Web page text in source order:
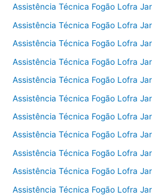
Assistência Técnica Fogão Lofra
Assistência Técnica Fogão Lofra
Assistência Técnica Fogão Lofra
Assistência Técnica Fogão Lofra
Assistência Técnica Fogão Lofra
Assistência Técnica Fogão Lofra
Assistência Técnica Fogão Lofra
Assistência Técnica Fogão Lofra
Assistência Técnica Fogão Lofra
Assistência Técnica Fogão Lofra
Assistência Técnica Fogão Lofra